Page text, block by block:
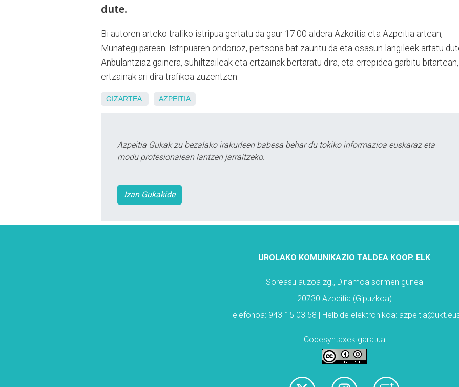
dute.
Bi autoren arteko trafiko istripua gertatu da gaur 17:00 aldera Azkoitia eta Azpeitia artean,
Munategi parean. Istripuaren ondorioz, pertsona bat zauritu da eta osasun langileek artatu
Anbulantziaz gainera, suhiltzaileak eta ertzainak bertaratu dira, eta errepidea garbitu bitartean,
ertzainak ari dira trafikoa zuzentzen.
GIZARTEA AZPEITIA
Azpeitia Gukak zu bezalako irakurleen babesa behar du tokiko informazioa euskaraz eta
modu profesionalean lantzen jarraitzeko.
Izan Gukakide
UROLAKO KOMUNIKAZIO TALDEA KOOP. ELK
Soreasu auzoa zg., Dinamoa sormen gunea
20730 Azpeitia (Gipuzkoa)
Telefonoa: 943-15 03 58 | Helbide elektronikoa:
Codesyntaxek garatua